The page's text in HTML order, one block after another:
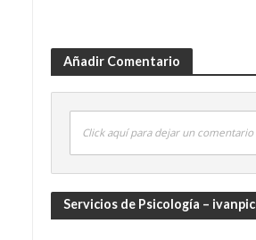
Añadir Comentario
Click aquí para dejar un comentario
Servicios de Psicología –